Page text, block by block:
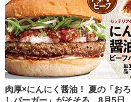
肉厚×にんにく醤油！ 夏の「おろ
しバーガー」がそそる。8月5日